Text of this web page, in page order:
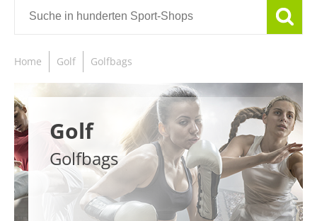
Home Golf Golfbags
Golf
Golfbags